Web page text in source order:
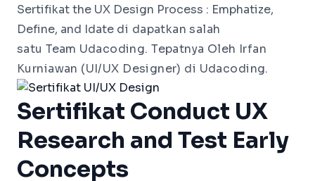
Sertifikat the UX Design Process : Emphatize,
Define, and Idate di dapatkan salah
satuTeam Udacoding. Tepatnya Oleh Irfan
Kurniawan (UI/UX Designer) di Udacoding.
Sertifikat Conduct UX
Research and Test Early
Concepts